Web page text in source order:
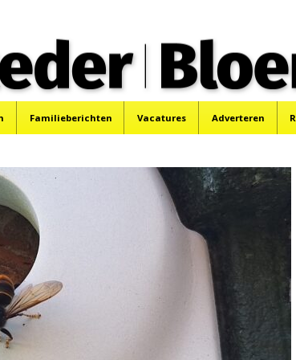
Familieberichten Vacatures Adverteren